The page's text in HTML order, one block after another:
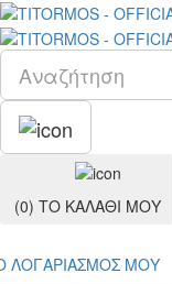
(0) ΤΟ ΚΑΛΑΘΙ ΜΟΥ
ΛΟΓΑΡΙΑΣΜΟΣ ΜΟY